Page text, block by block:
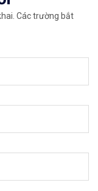
𝘯ổ𝘪 𝘵𝘪ế𝘯𝘨 𝘯𝘩ấ𝘵
phan-tich-gia-gbp-
Các trường bắt